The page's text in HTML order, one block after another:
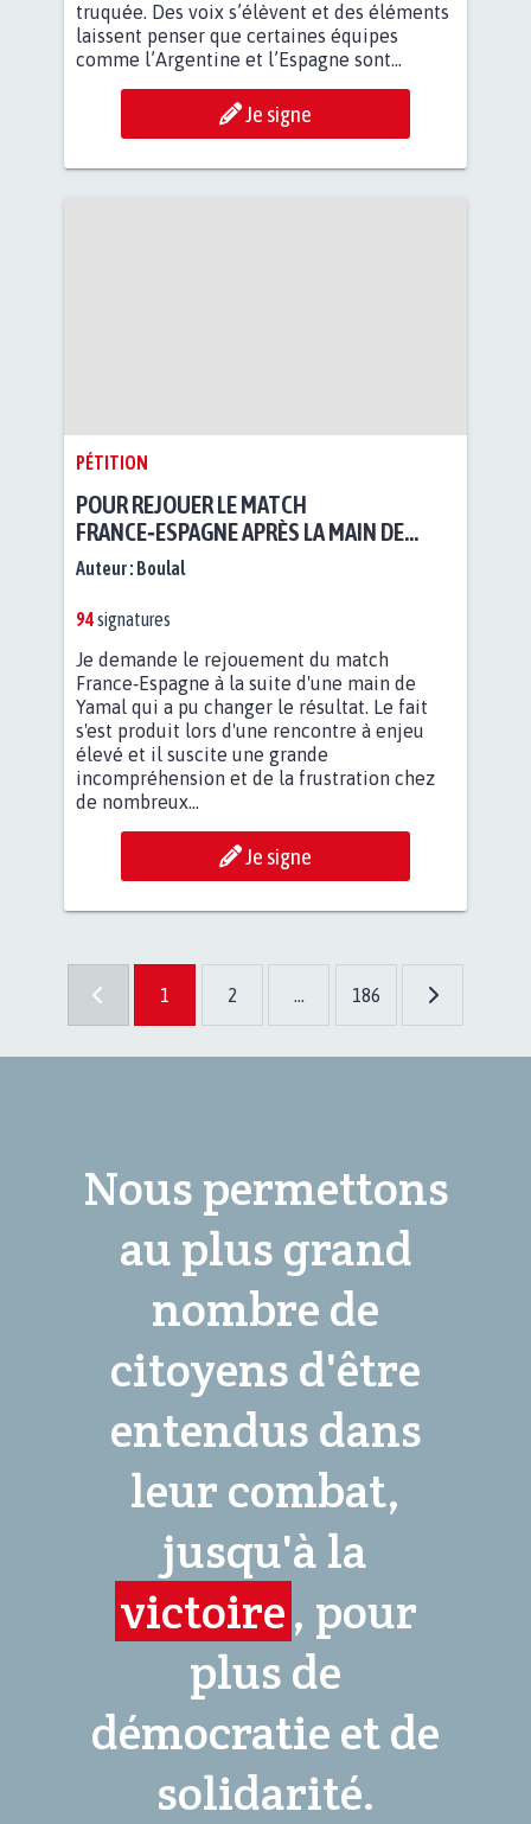
truquée. Des voix s’élèvent et des éléments
laissent penser que certaines équipes
comme l’Argentine et l’Espagne sont...
Je signe
PÉTITION
POUR REJOUER LE MATCH
FRANCE‑ESPAGNE APRÈS LA MAIN DE
YAMAL
Auteur : Boulal
94signatures
Je demande le rejouement du match
France‑Espagne à la suite d'une main de
Yamal qui a pu changer le résultat. Le fait
s'est produit lors d'une rencontre à enjeu
élevé et il suscite une grande
incompréhension et de la frustration chez
de nombreux...
Je signe
1 2 ... 186
Nous permettons
au plus grand
nombre de
citoyens d'être
entendus dans
leur combat,
jusqu'à la
victoire, pour
plus de
démocratie et de
solidarité.